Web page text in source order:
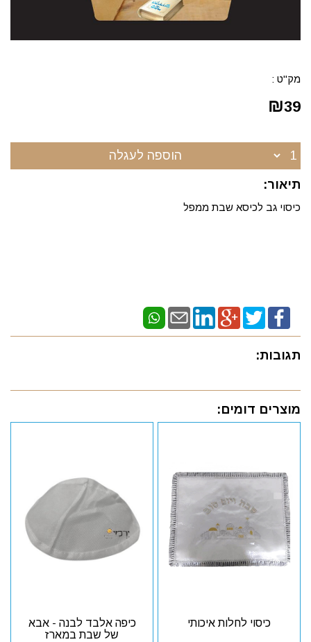
מק"ט :
₪39
הוספה לעגלה
תיאור:
כיסוי גב לכיסא שבת ממפל
תגובות:
מוצרים דומים:
כיסוי לחלות איכותי
כיפה אלבד לבנה - אבא
של שבת במארז